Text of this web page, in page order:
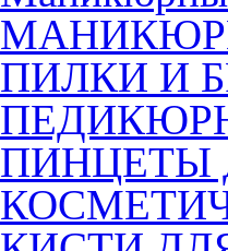
ПИЛКИ И
ПИНЦЕТЫ